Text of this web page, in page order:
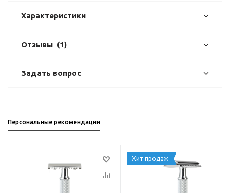
Характеристики
Отзывы (1)
Задать вопрос
Персональные рекомендации
Хит продаж